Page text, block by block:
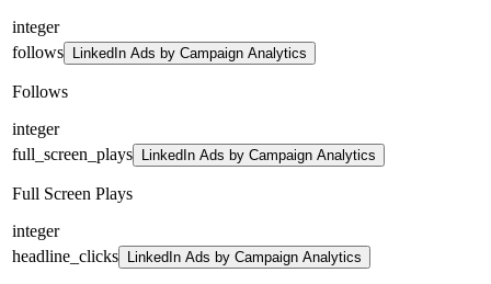
integer
follows
LinkedIn Ads by Campaign Analytics
Follows
integer
full_screen_plays
LinkedIn Ads by Campaign Analytics
Full Screen Plays
integer
headline_clicks
LinkedIn Ads by Campaign Analytics